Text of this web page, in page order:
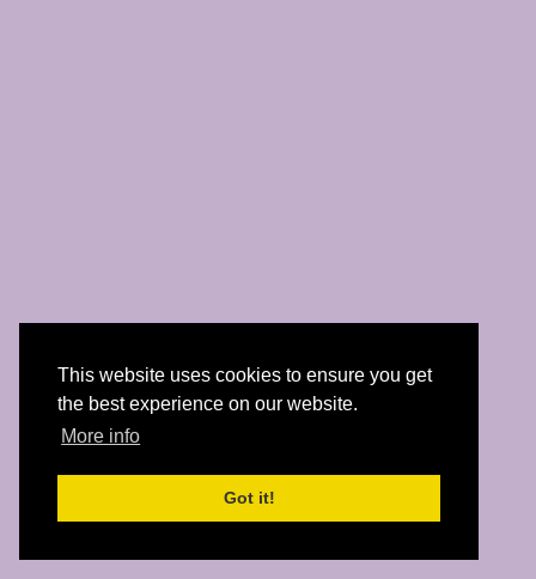
This website uses cookies to ensure you get
the best experience on our website.
More info
Got it!